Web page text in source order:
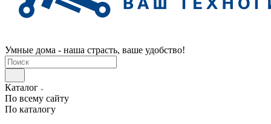
Умные дома - наша страсть, ваше удобство!
Каталог
По всему сайту
По каталогу